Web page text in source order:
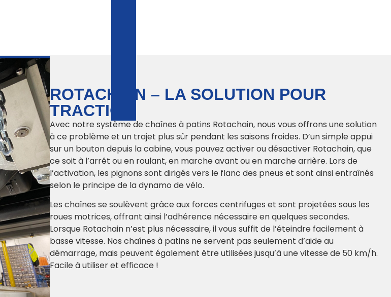
ROTACHAIN – LA SOLUTION POUR
TRACTION
Avec notre système de chaînes à patins Rotachain, nous vous offrons une solution
à ce problème et un trajet plus sûr pendant les saisons froides. D’un simple appui
sur un bouton depuis la cabine, vous pouvez activer ou désactiver Rotachain, que
ce soit à l’arrêt ou en roulant, en marche avant ou en marche arrière. Lors de
l’activation, les pignons sont dirigés vers le flanc des pneus et sont ainsi entraînés
selon le principe de la dynamo de vélo.
Les chaînes se soulèvent grâce aux forces centrifuges et sont projetées sous les
roues motrices, offrant ainsi l’adhérence nécessaire en quelques secondes.
Lorsque Rotachain n’est plus nécessaire, il vous suffit de l’éteindre facilement à
basse vitesse. Nos chaînes à patins ne servent pas seulement d’aide au
démarrage, mais peuvent également être utilisées jusqu’à une vitesse de 50 km/h.
Facile à utiliser et efficace !